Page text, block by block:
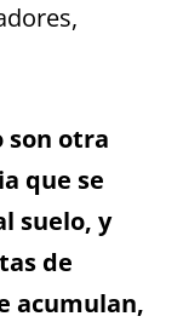
son otra
que se
suelo, y
de
acumulan,